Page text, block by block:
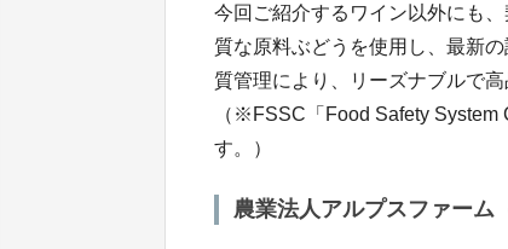
今回ご紹介するワイン以外にも
質な原料ぶどうを使用し、最新
質管理により、リーズナブルで
（※FSSC「Food Safety
す。）
農業法人アルプスファーム